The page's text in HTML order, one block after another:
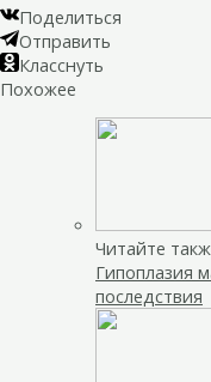
Поделиться
Отправить
Класснуть
Похожее
Читайте
Гипоплазия
последствия